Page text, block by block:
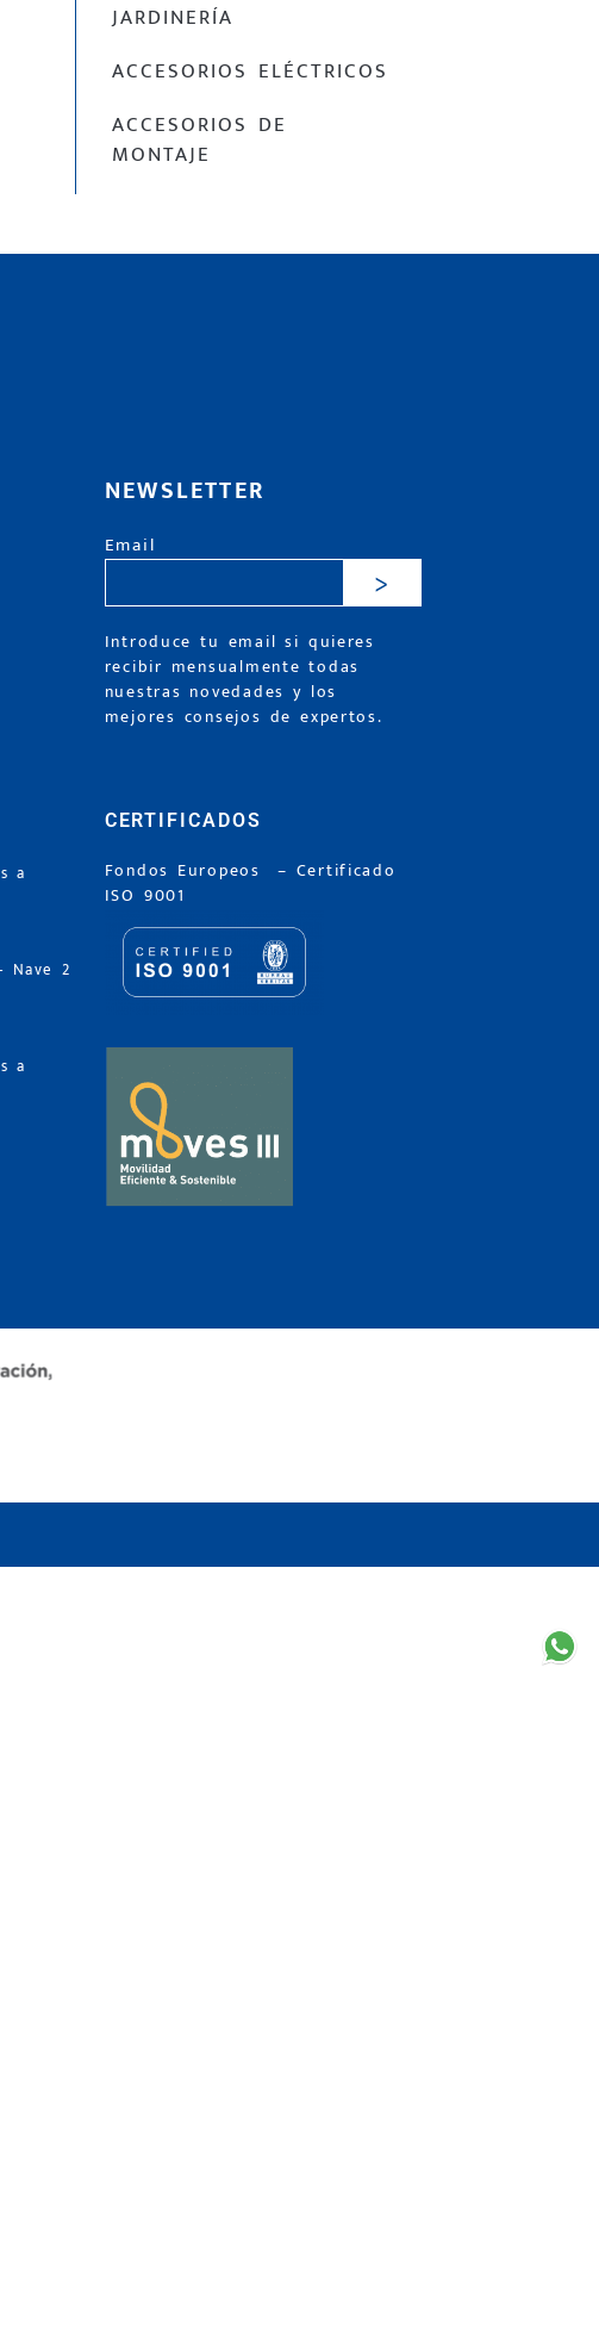
JARDINERÍA
ACCESORIOS ELÉCTRICOS
ACCESORIOS DE
MONTAJE
a
Nave 2
a
NEWSLETTER
Email
>
Introduce tu email si quieres
recibir mensualmente todas
nuestras novedades y los
mejores consejos de expertos.
CERTIFICADOS
Fondos Europeos – Certificado
ISO 9001